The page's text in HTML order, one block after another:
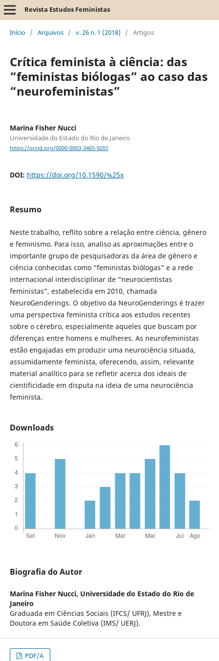
Revista Estudos Feministas
Início / Arquivos / v. 26 n. 1 (2018) / Artigos
Crítica feminista à ciência: das
“feministas biólogas” ao caso das
“neurofeministas”
Marina Fisher Nucci
Universidade do Estado do Rio de Janeiro
https://orcid.org/0000-0003-3465-9201
DOI: https://doi.org/10.1590/%25x
Resumo
Neste trabalho, reflito sobre a relação entre ciência, gênero
e feminismo. Para isso, analiso as aproximações entre o
importante grupo de pesquisadoras da área de gênero e
ciência conhecidas como “feministas biólogas” e a rede
internacional interdisciplinar de “neurocientistas
feministas”, estabelecida em 2010, chamada
NeuroGenderings. O objetivo da NeuroGenderings é trazer
uma perspectiva feminista crítica aos estudos recentes
sobre o cérebro, especialmente aqueles que buscam por
diferenças entre homens e mulheres. As neurofeministas
estão engajadas em produzir uma neurociência situada,
assumidamente feminista, oferecendo, assim, relevante
material analítico para se refletir acerca dos ideais de
cientificidade em disputa na ideia de uma neurociência
feminista.
Downloads
Biografia do Autor
Marina Fisher Nucci, Universidade do Estado do Rio de
Janeiro
Graduada em Ciências Sociais (IFCS/ UFRJ), Mestre e
Doutora em Saúde Coletiva (IMS/ UERJ).
PDF/A